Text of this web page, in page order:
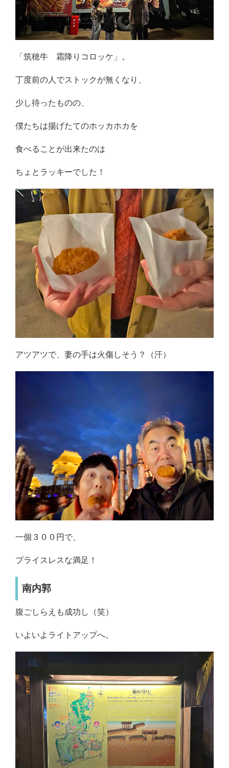
「筑穂牛 霜降りコロッケ」。
丁度前の人でストックが無くなり、
少し待ったものの、
僕たちは揚げたてのホッカホカを
食べることが出来たのは
ちょとラッキーでした！
アツアツで、妻の手は火傷しそう？（汗）
一個３００円で、
プライスレスな満足！
南内郭
腹ごしらえも成功し（笑）
いよいよライトアップへ。